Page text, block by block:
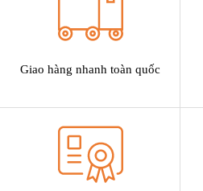
Giao hàng nhanh toàn quốc